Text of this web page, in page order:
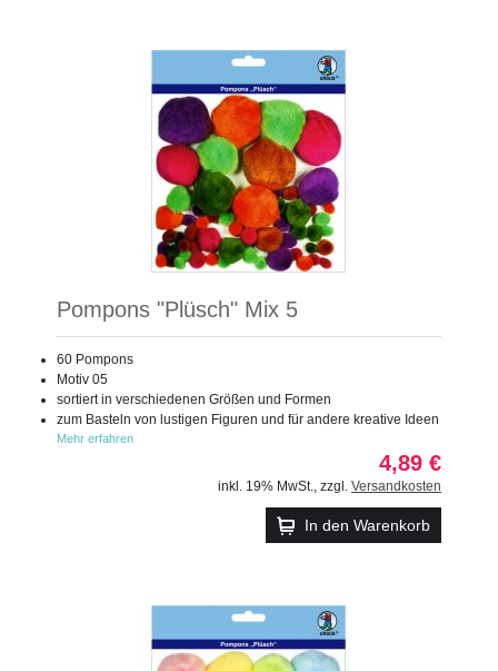
Pompons "Plüsch" Mix 5
60 Pompons
Motiv 05
sortiert in verschiedenen Größen und Formen
zum Basteln von lustigen Figuren und für andere kreative Ideen
Mehr erfahren
4,89 €
inkl. 19% MwSt. zzgl. Versandkosten
In den Warenkorb